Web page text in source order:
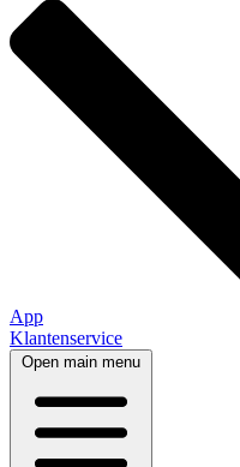
App
Klantenservice
Open main menu